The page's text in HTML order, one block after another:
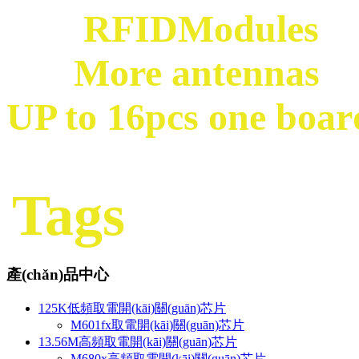
RFIDModules
More antennas
UP to 16pcs one
Tags
產(chǎn)品中心
125K低頻取電開(kāi)關(guān)芯片
M601fx取電開(kāi)關(guān)芯片
13.56M高頻取電開(kāi)關(guān)芯片